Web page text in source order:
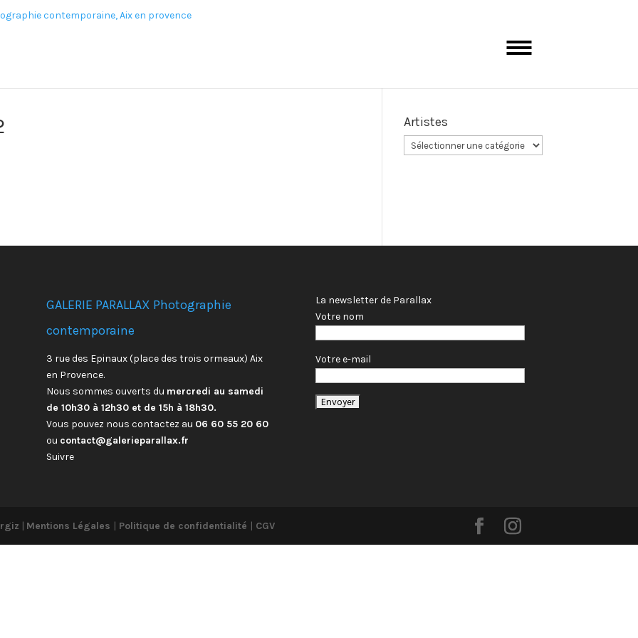
Artistes
GALERIE PARALLAX Photographie
contemporaine
3 rue des Epinaux (place des trois ormeaux) Aix
en Provence.
Nous sommes ouverts du mercredi au samedi
de 10h30 à 12h30 et de 15h à 18h30.
Vous pouvez nous contactez au 06 60 55 20 60
ou contact@galerieparallax.fr
Suivre
La newsletter de Parallax
Votre nom
Votre e-mail
| Mentions Légales | Politique de confidentialité | CGV